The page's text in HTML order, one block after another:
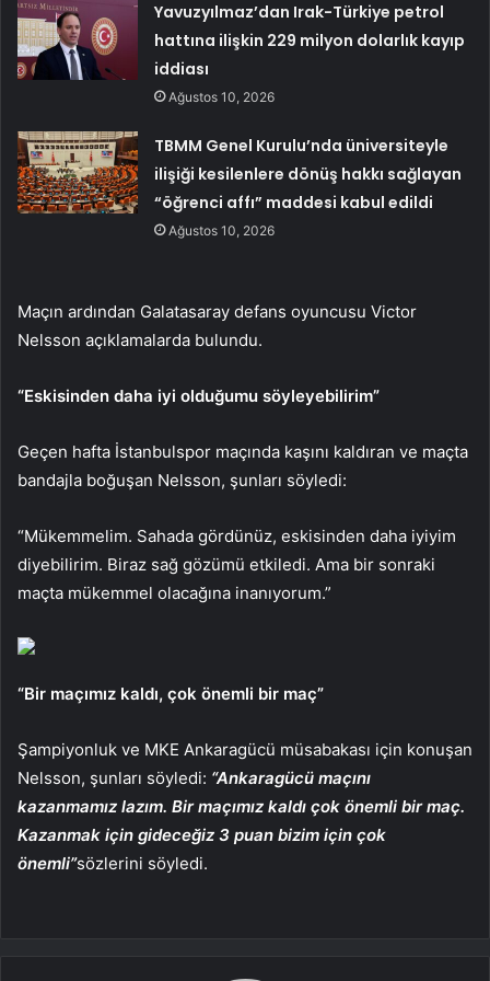
Yavuzyılmaz’dan Irak-Türkiye petrol
hattına ilişkin 229 milyon dolarlık kayıp
iddiası
Ağustos 10, 2026
TBMM Genel Kurulu’nda üniversiteyle
ilişiği kesilenlere dönüş hakkı sağlayan
“öğrenci affı” maddesi kabul edildi
Ağustos 10, 2026
Maçın ardından Galatasaray defans oyuncusu Victor
Nelsson açıklamalarda bulundu.
“Eskisinden daha iyi olduğumu söyleyebilirim”
Geçen hafta İstanbulspor maçında kaşını kaldıran ve maçta
bandajla boğuşan Nelsson, şunları söyledi:
“Mükemmelim. Sahada gördünüz, eskisinden daha iyiyim
diyebilirim. Biraz sağ gözümü etkiledi. Ama bir sonraki
maçta mükemmel olacağına inanıyorum.”
“Bir maçımız kaldı, çok önemli bir maç”
Şampiyonluk ve MKE Ankaragücü müsabakası için konuşan
Nelsson, şunları söyledi: “Ankaragücü maçını
kazanmamız lazım. Bir maçımız kaldı çok önemli bir maç.
Kazanmak için gideceğiz 3 puan bizim için çok
önemli”sözlerini söyledi.